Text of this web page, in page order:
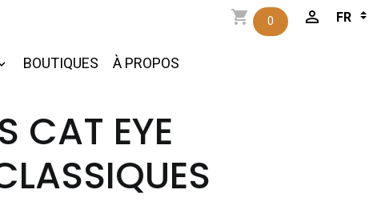
BOUTIQUES À PROPOS
0
CAT EYE